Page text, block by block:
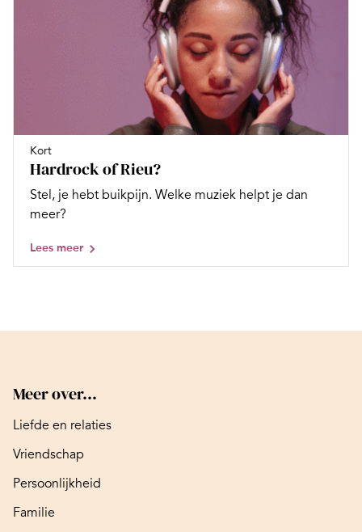
Kort
Hardrock of Rieu?
Stel, je hebt buikpijn. Welke muziek helpt je dan
meer?
Lees meer
Meer over...
Liefde en relaties
Vriendschap
Persoonlijkheid
Familie